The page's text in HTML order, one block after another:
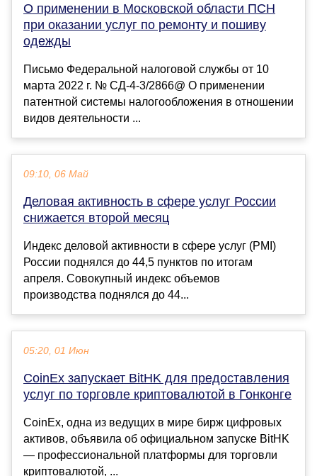
О применении в Московской области ПСН
при оказании услуг по ремонту и пошиву
одежды
Письмо Федеральной налоговой службы от 10
марта 2022 г. № СД-4-3/2866@ О применении
патентной системы налогообложения в отношении
видов деятельности ...
09:10, 06 Май
Деловая активность в сфере услуг России
снижается второй месяц
Индекс деловой активности в сфере услуг (PMI)
России поднялся до 44,5 пунктов по итогам
апреля. Совокупный индекс объемов
производства поднялся до 44...
05:20, 01 Июн
CoinEx запускает BitHK для предоставления
услуг по торговле криптовалютой в Гонконге
CoinEx, одна из ведущих в мире бирж цифровых
активов, объявила об официальном запуске BitHK
— профессиональной платформы для торговли
криптовалютой, ...